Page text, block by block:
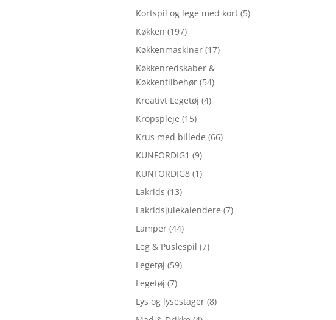
Kortspil og lege med kort (5)
Køkken (197)
Køkkenmaskiner (17)
Køkkenredskaber &
Køkkentilbehør (54)
Kreativt Legetøj (4)
Kropspleje (15)
Krus med billede (66)
KUNFORDIG1 (9)
KUNFORDIG8 (1)
Lakrids (13)
Lakridsjulekalendere (7)
Lamper (44)
Leg & Puslespil (7)
Legetøj (59)
Legetøj (7)
Lys og lysestager (8)